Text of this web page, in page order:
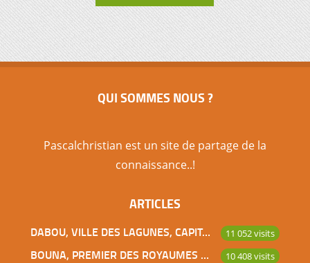
QUI SOMMES NOUS ?
Pascalchristian est un site de partage de la
connaissance..!
ARTICLES
DABOU, VILLE DES LAGUNES, CAPITALE DES ADJOUKROU 11 052 visits
BOUNA, PREMIER DES ROYAUMES DE CÔTE D’IVOIRE 10 408 visits